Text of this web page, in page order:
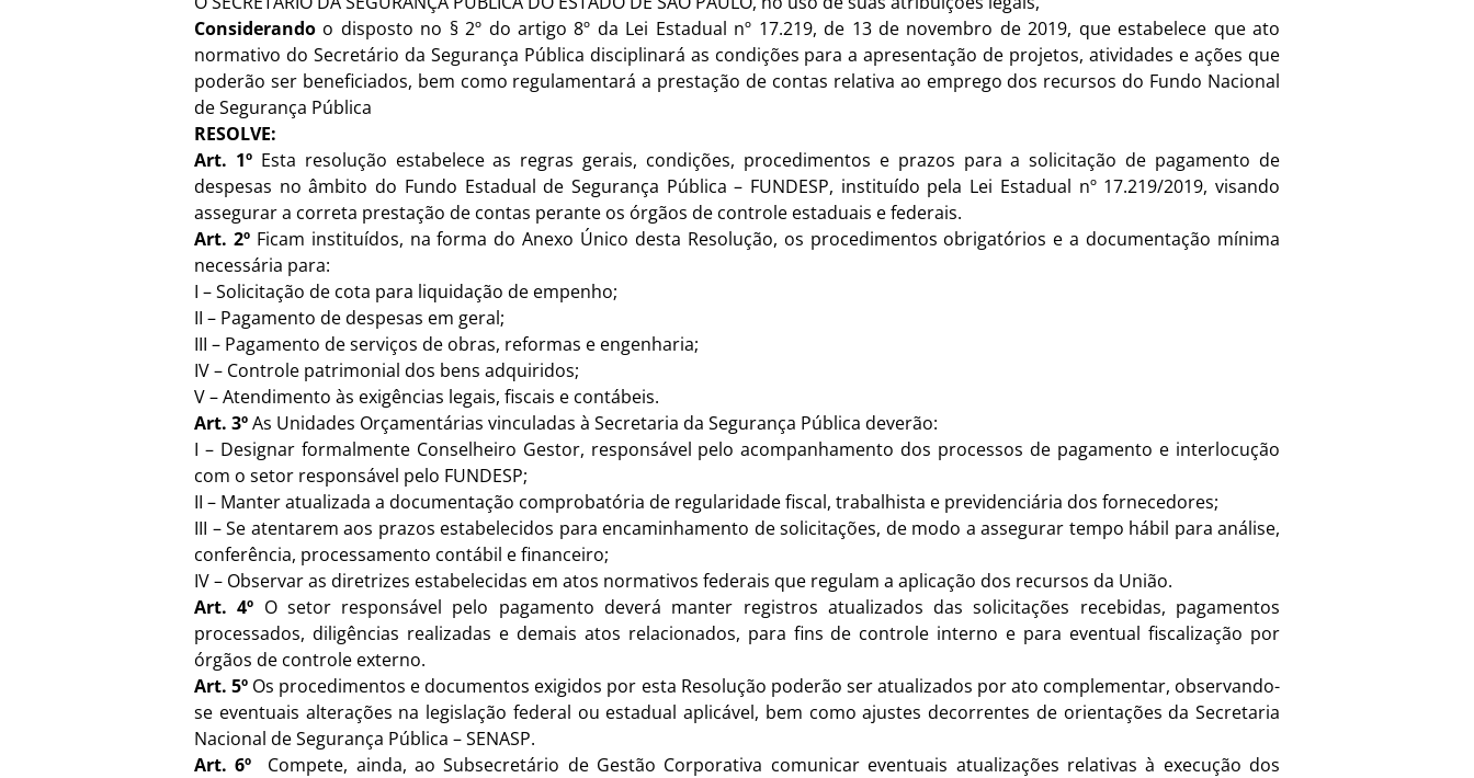
Considerando o disposto no § 2º do artigo 8º da Lei Estadual nº 17.219, de 13 de novembro de 2019, que estabelece que ato
normativo do Secretário da Segurança Pública disciplinará as condições para a apresentação de projetos, atividades e ações que
poderão ser beneficiados, bem como regulamentará a prestação de contas relativa ao emprego dos recursos do Fundo Nacional
de Segurança Pública
RESOLVE:
Art. 1ºEsta resolução estabelece as regras gerais, condições, procedimentos e prazos para a solicitação de pagamento de
despesas no âmbito do Fundo Estadual de Segurança Pública – FUNDESP, instituído pela Lei Estadual nº 17.219/2019, visando
assegurar a correta prestação de contas perante os órgãos de controle estaduais e federais.
Art. 2ºFicam instituídos, na forma do Anexo Único desta Resolução, os procedimentos obrigatórios e a documentação mínima
necessária para:
I – Solicitação de cota para liquidação de empenho;
II – Pagamento de despesas em geral;
III – Pagamento de serviços de obras, reformas e engenharia;
IV – Controle patrimonial dos bens adquiridos;
V – Atendimento às exigências legais, fiscais e contábeis.
Art. 3ºAs Unidades Orçamentárias vinculadas à Secretaria da Segurança Pública deverão:
I – Designar formalmente Conselheiro Gestor, responsável pelo acompanhamento dos processos de pagamento e interlocução
com o setor responsável pelo FUNDESP;
II – Manter atualizada a documentação comprobatória de regularidade fiscal, trabalhista e previdenciária dos fornecedores;
III – Se atentarem aos prazos estabelecidos para encaminhamento de solicitações, de modo a assegurar tempo hábil para análise,
conferência, processamento contábil e financeiro;
IV – Observar as diretrizes estabelecidas em atos normativos federais que regulam a aplicação dos recursos da União.
Art. 4º O setor responsável pelo pagamento deverá manter registros atualizados das solicitações recebidas, pagamentos
processados, diligências realizadas e demais atos relacionados, para fins de controle interno e para eventual fiscalização por
órgãos de controle externo.
Art. 5º Os procedimentos e documentos exigidos por esta Resolução poderão ser atualizados por ato complementar, observando-
se eventuais alterações na legislação federal ou estadual aplicável, bem como ajustes decorrentes de orientações da Secretaria
Nacional de Segurança Pública – SENASP.
Art. 6º Compete, ainda, ao Subsecretário de Gestão Corporativa comunicar eventuais atualizações relativas à execução dos